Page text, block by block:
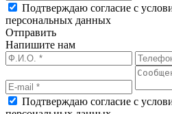
Подтверждаю согласие с
персональных данных
Отправить
Напишите нам
Подтверждаю согласие с